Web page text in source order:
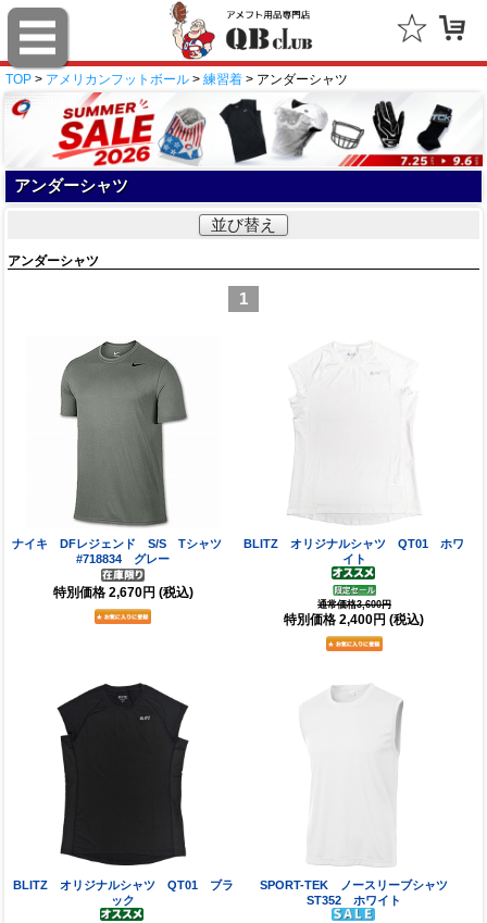
TOP > アメリカンフットボール > 練習着 > アンダーシャツ
アンダーシャツ
並び替え
アンダーシャツ
1
ナイキ DFレジェンド S/S Tシャツ
#718834 グレー
特別価格 2,670円 (税込)
BLITZ オリジナルシャツ QT01 ホワ
イト
通常価格3,600円
特別価格 2,400円 (税込)
BLITZ オリジナルシャツ QT01 ブラ
ック
SPORT-TEK ノースリーブシャツ
ST352 ホワイト